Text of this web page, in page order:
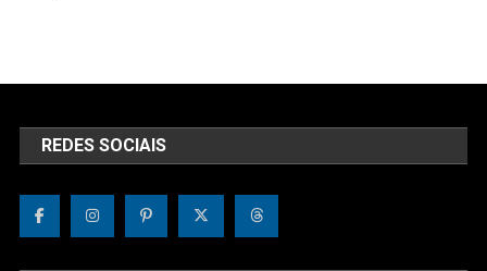
REDES SOCIAIS